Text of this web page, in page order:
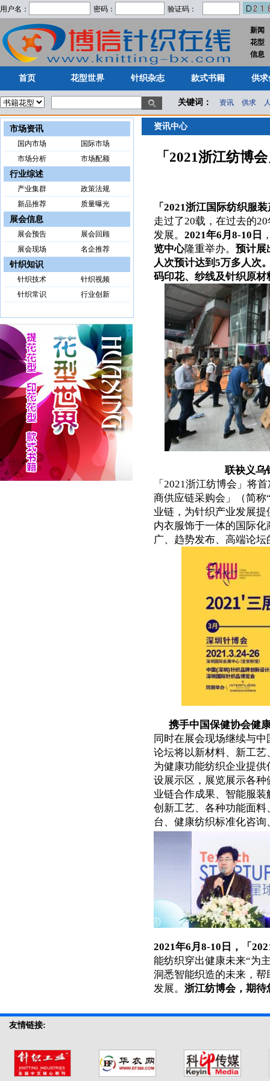
用户名： 密码： 验证码：
新闻
花型
信息
首页
首页
花型世界
花型世界
针织杂志
针织杂志
款式书籍
款式书籍
供求
供求
关键词： 资讯 供求
市场资讯
国内市场
国际市场
市场分析
市场配额
行业综述
产业集群
政策法规
新品推荐
质量曝光
展会信息
展会预告
展会回顾
展会现场
名企推荐
针织知识
针织技术
针织视频
针织常识
行业创新
资讯中心
「2021浙江纺博
「2021浙江国际纺织服
走过了20载，在过去的
发展。 2021年6月8-10日
览中心隆重举办。 预计展
人次预计达到5万多人次
码印花、纱线及针织原
联袂义乌
「2021浙江纺博会」将
商供应链采购会」（简
业链，为针织产业发展
内衣服饰于一体的国际
广、趋势发布、高端论
携手中国保健协会健
同时在展会现场继续与
论坛将以新材料、新工
为健康功能纺织企业提
设展示区，展览展示各
业链合作成果、智能服
创新工艺、各种功能面
台、健康纺织标准化咨
2021年6月8-10日，「
能纺织穿出健康未来“为
洞悉智能织造的未来，
发展。 浙江纺博会，期待
友情链接: